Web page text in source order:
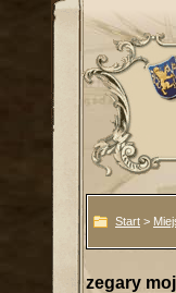
Start >
zegary